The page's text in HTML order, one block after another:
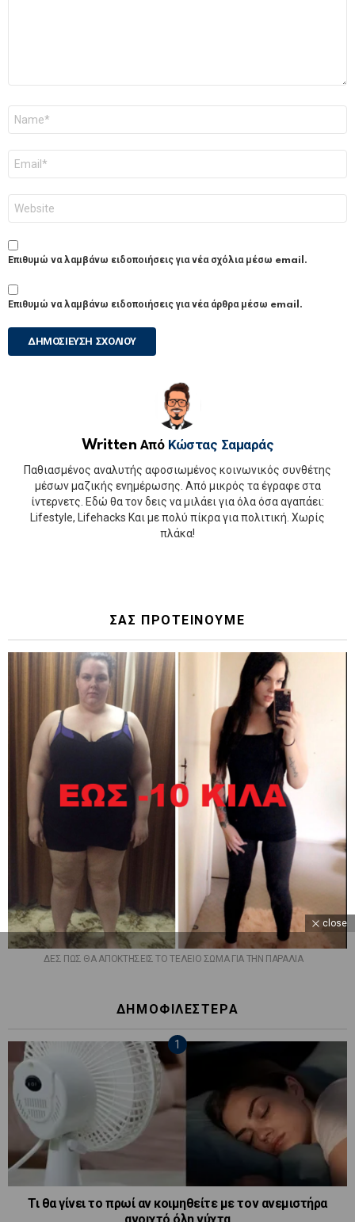
Επιθυμώ να λαμβάνω ειδοποιήσεις για νέα σχόλια μέσω email.
Επιθυμώ να λαμβάνω ειδοποιήσεις για νέα άρθρα μέσω email.
Written Από Κώστας Σαμαράς
Παθιασμένος αναλυτής αφοσιωμένος κοινωνικός συνθέτης
μέσων μαζικής ενημέρωσης. Από μικρός τα έγραφε στα
ίντερνετς. Εδώ θα τον δεις να μιλάει για όλα όσα αγαπάει:
Lifestyle, Lifehacks Και με πολύ πίκρα για πολιτική. Χωρίς
πλάκα!
ΣΑΣ ΠΡΟΤΕΙΝΟΥΜΕ
ΔΕΣ ΠΩΣ ΘΑ ΑΠΟΚΤΗΣΕΙΣ ΤΟ ΤΕΛΕΙΟ ΣΩΜΑ ΓΙΑ ΤΗΝ ΠΑΡΑΛΙΑ
ΔΗΜΟΦΙΛΕΣΤΕΡΑ
Τι θα γίνει το πρωί αν κοιμηθείτε με τον ανεμιστήρα
close